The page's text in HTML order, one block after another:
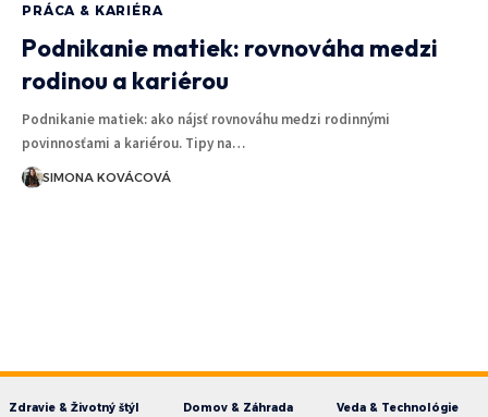
PRÁCA & KARIÉRA
Podnikanie matiek: rovnováha medzi
rodinou a kariérou
Podnikanie matiek: ako nájsť rovnováhu medzi rodinnými
povinnosťami a kariérou. Tipy na…
SIMONA KOVÁCOVÁ
Zdravie & Životný štýl Domov & Záhrada
Veda & Technológie